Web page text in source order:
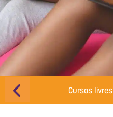
Cursos livres